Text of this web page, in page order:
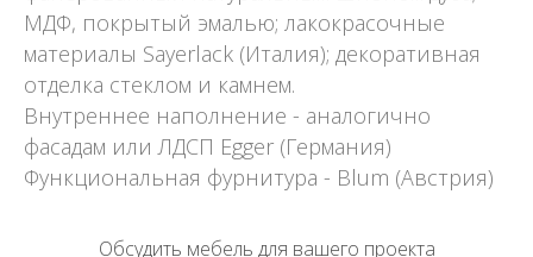
МДФ, покрытый эмалью; лакокрасочные
материалы Sayerlack (Италия); декоративная
отделка стеклом и камнем.
Внутреннее наполнение - аналогично
фасадам или ЛДСП Egger (Германия)
Функциональная фурнитура - Blum (Австрия)
Обсудить мебель для вашего проекта